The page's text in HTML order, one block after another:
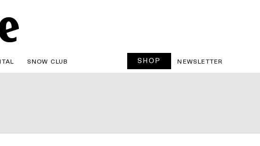
SNOW CLUB SHOP NEWSLETTER